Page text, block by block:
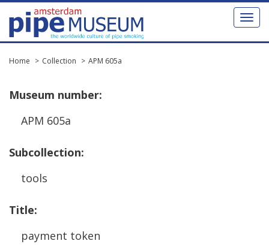
Toggle
Home Collection APM 605a
Museum number:
APM 605a
Subcollection:
tools
Title:
payment token